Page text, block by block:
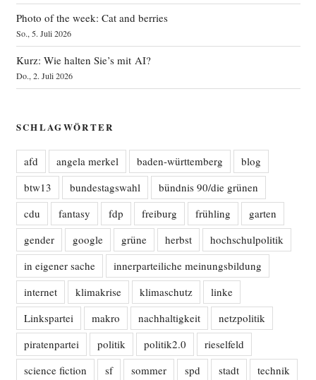
Photo of the week: Cat and berries
So., 5. Juli 2026
Kurz: Wie halten Sie’s mit AI?
Do., 2. Juli 2026
SCHLAGWÖRTER
afd angela merkel baden-württemberg
blog
btw13
bundestagswahl
bündnis 90/die grünen
cdu
fantasy fdp freiburg frühling
garten
gender
google grüne herbst
hochschulpolitik
in eigener sache
innerparteiliche meinungsbildung
internet
klimakrise klimaschutz
linke
Linkspartei
makro nachhaltigkeit
netzpolitik
piratenpartei
politik politik2.0
rieselfeld
science fiction
sf sommer spd stadt technik